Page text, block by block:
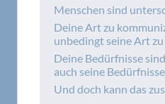
Menschen sind
Deine Art zu
unbedingt seine Art
Deine Bedürfnisse
auch seine
Und doch kann das